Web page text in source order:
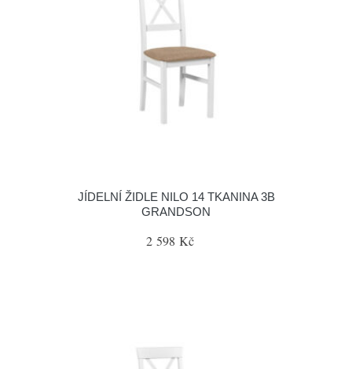
JÍDELNÍ ŽIDLE NILO 14 TKANINA 3B
GRANDSON
2 598 Kč